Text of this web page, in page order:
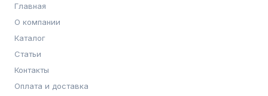
Главная
О компании
Каталог
Статьи
Контакты
Оплата и доставка